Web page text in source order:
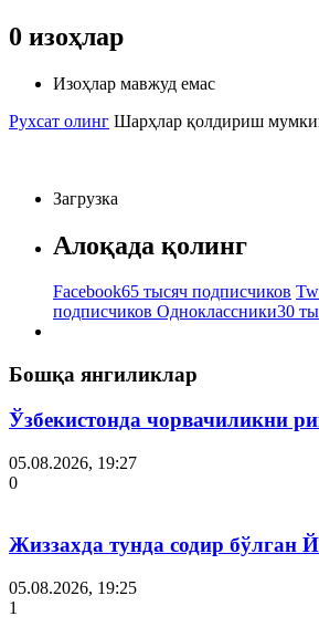
0 изоҳлар
Изоҳлар мавжуд емас
Рухсат олинг Шарҳлар қолдириш
Загрузка
Алоқада қолинг
Facebook65 тысяч подписчиков
подписчиков Одноклассники30
Бошқа янгиликлар
Ўзбекистонда чорвачиликни
05.08.2026, 19:27
0
Жиззахда тунда содир бўлган
05.08.2026, 19:25
1